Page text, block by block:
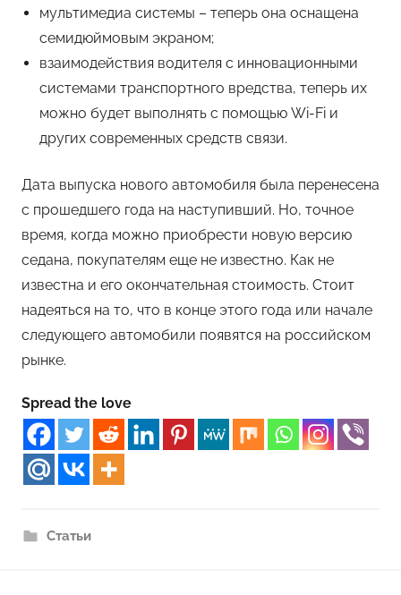
мультимедиа системы – теперь она оснащена
семидюймовым экраном;
взаимодействия водителя с инновационными
системами транспортного вредства, теперь их
можно будет выполнять с помощью Wi-Fi и
других современных средств связи.
Дата выпуска нового автомобиля была перенесена
с прошедшего года на наступивший. Но, точное
время, когда можно приобрести новую версию
седана, покупателям еще не известно. Как не
известна и его окончательная стоимость. Стоит
надеяться на то, что в конце этого года или начале
следующего автомобили появятся на российском
рынке.
Spread the love
Статьи